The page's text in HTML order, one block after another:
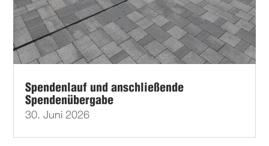
Spendenlauf und anschließende
Spendenübergabe
30. Juni 2026